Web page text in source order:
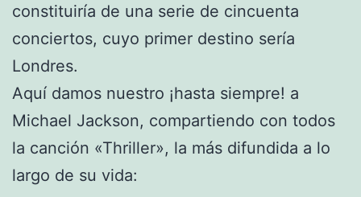
constituiría de una serie de cincuenta
conciertos, cuyo primer destino sería
Londres.
Aquí damos nuestro ¡hasta siempre! a
Michael Jackson, compartiendo con todos
la canción «Thriller», la más difundida a lo
largo de su vida: